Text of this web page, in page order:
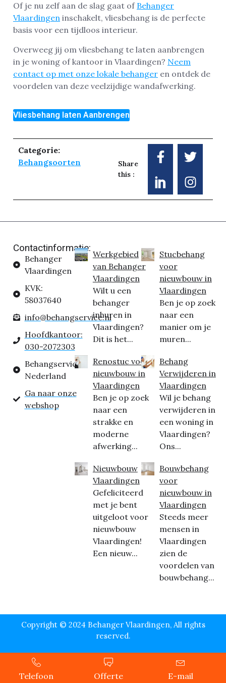
Of je nu zelf aan de slag gaat of Behanger
Vlaardingen inschakelt, vliesbehang is de perfecte
basis voor een tijdloos interieur.
Overweeg jij om vliesbehang te laten aanbrengen
in je woning of kantoor in Vlaardingen? Neem
contact op met onze lokale behanger en ontdek de
voordelen van deze veelzijdige wandafwerking.
Vliesbehang laten Aanbrengen
Categorie:
Behangsoorten
Share
this :
Contactinformatie:
Behanger
Vlaardingen
KVK:
58037640
info@behangservice.nl
Hoofdkantoor:
030-2072303
Behangservice
Nederland
Ga naar onze
webshop
Werkgebied
van Behanger
Vlaardingen
Wilt u een
behanger
inhuren in
Vlaardingen?
Dit is het...
Renostuc voor
nieuwbouw in
Vlaardingen
Ben je op zoek
naar een
strakke en
moderne
afwerking...
Nieuwbouw
Vlaardingen
Gefeliciteerd
met je bent
uitgeloot voor
nieuwbouw
Vlaardingen!
Een nieuw...
Stucbehang
voor
nieuwbouw in
Vlaardingen
Ben je op zoek
naar een
manier om je
muren...
Behang
Verwijderen in
Vlaardingen
Wil je behang
verwijderen in
een woning in
Vlaardingen?
Ons...
Bouwbehang
voor
nieuwbouw in
Vlaardingen
Steeds meer
mensen in
Vlaardingen
zien de
voordelen van
bouwbehang...
Copyright © 2024 Behanger Vlaardingen, All rights
reserved.
Telefoon Offerte E-mail